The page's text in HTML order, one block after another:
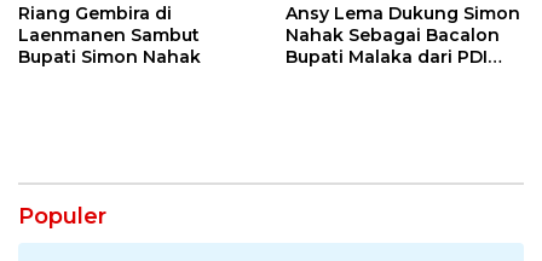
Riang Gembira di
Laenmanen Sambut
Bupati Simon Nahak
Ansy Lema Dukung Simon
Nahak Sebagai Bacalon
Bupati Malaka dari PDI
Populer